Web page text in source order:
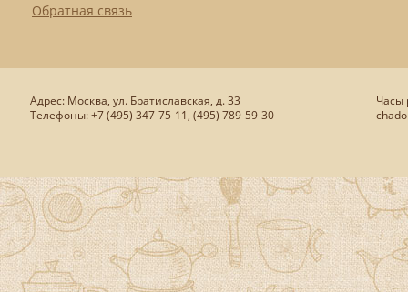
Обратная связь
Адрес: Москва, ул. Братиславская, д. 33
Телефоны: +7 (495) 347-75-11, (495) 789-59-30
Часы